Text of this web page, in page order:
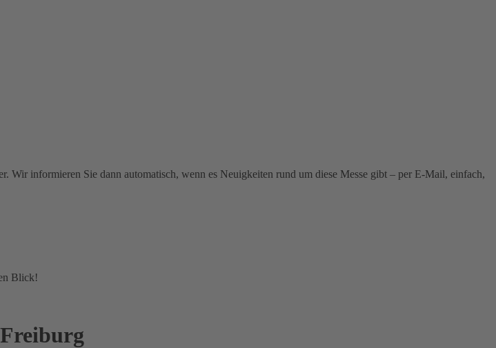
Wir informieren Sie dann automatisch, wenn es Neuigkeiten rund um diese Messe gibt – per E-Mail, einfach,
Blick!